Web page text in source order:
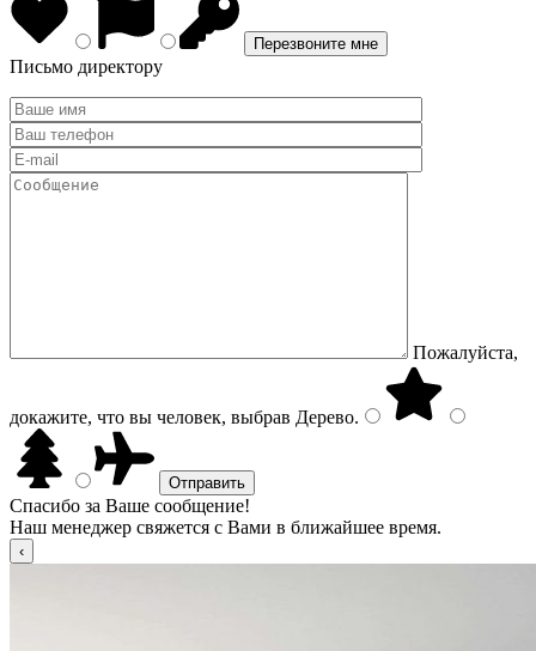
Письмо директору
Пожалуйста,
докажите, что вы человек, выбрав Дерево.
Спасибо за Ваше сообщение!
Наш менеджер свяжется с Вами в ближайшее время.